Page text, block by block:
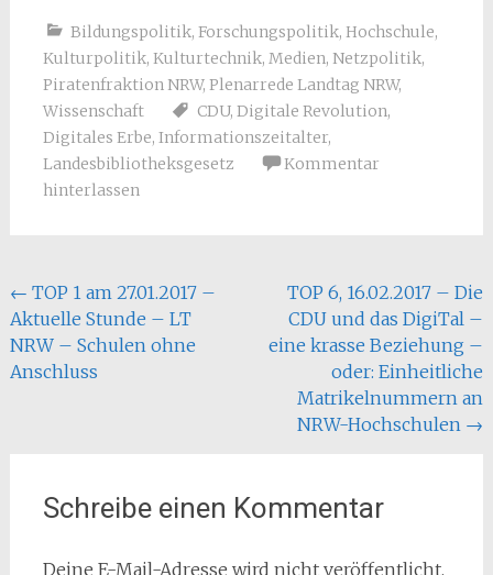
Bildungspolitik, Forschungspolitik, Hochschule,
Kulturpolitik, Kulturtechnik, Medien, Netzpolitik,
Piratenfraktion NRW, Plenarrede Landtag NRW,
Wissenschaft
CDU, Digitale Revolution,
Digitales Erbe, Informationszeitalter,
Landesbibliotheksgesetz
Kommentar
hinterlassen
Beitragsnavigation
← TOP 1 am 27.01.2017 –
Aktuelle Stunde – LT
NRW – Schulen ohne
Anschluss
TOP 6, 16.02.2017 – Die
CDU und das DigiTal –
eine krasse Beziehung –
oder: Einheitliche
Matrikelnummern an
NRW-Hochschulen →
Schreibe einen Kommentar
Deine E-Mail-Adresse wird nicht veröffentlicht.